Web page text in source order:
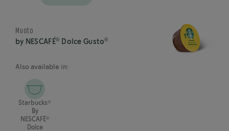
Muoto
by NESCAFÉ® Dolce Gusto®
Also available in:
Starbucks®
By
NESCAFÉ®
Dolce